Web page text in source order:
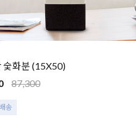
숯화분 (15X50)
87,300
송